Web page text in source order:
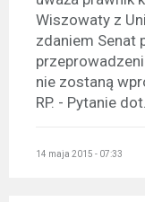
Wiszowaty z
zdaniem Senat
nie zostaną
RP. - Pytanie
14 maja 2015 - 07:33